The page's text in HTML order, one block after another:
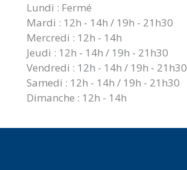
Lundi : Fermé
Mardi : 12h - 14h / 19h - 21h30
Mercredi : 12h - 14h
Jeudi : 12h - 14h / 19h - 21h30
Vendredi : 12h - 14h / 19h - 21h30
Samedi : 12h - 14h / 19h - 21h30
Dimanche : 12h - 14h